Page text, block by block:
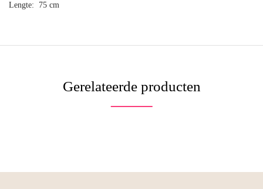
Lengte: 75 cm
Gerelateerde producten